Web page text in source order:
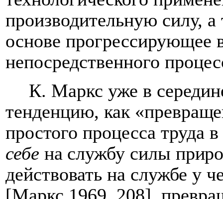
производительную силу,
основе прогрессирующее
непосредственного
К. Маркс уже в
тенденцию, как
простого процесса труда
себе на службу силы
действовать на службе у